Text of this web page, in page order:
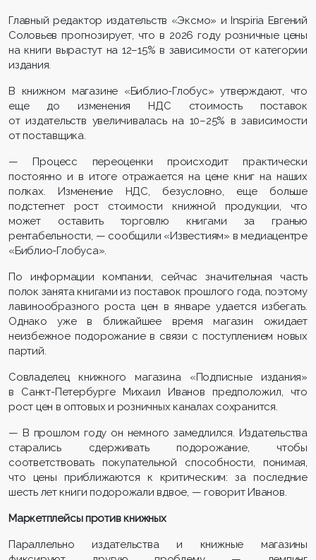
Главный редактор издательств «Эксмо» и Inspiria Евгений
Соловьев прогнозирует, что в 2026 году розничные цены
на книги вырастут на 12–15% в зависимости от категории
издания.
В книжном магазине «Библио-Глобус» утверждают, что
еще до изменения НДС стоимость поставок
от издательств увеличивалась на 10–25% в зависимости
от поставщика.
— Процесс переоценки происходит практически
постоянно и в итоге отражается на цене книг на наших
полках. Изменение НДС, безусловно, еще больше
подстегнет рост стоимости книжной продукции, что
может оставить торговлю книгами за гранью
рентабельности, — сообщили «Известиям» в медиацентре
«Библио-Глобуса».
По информации компании, сейчас значительная часть
полок занята книгами из поставок прошлого года, поэтому
лавинообразного роста цен в январе удается избегать.
Однако уже в ближайшее время магазин ожидает
неизбежное подорожание в связи с поступлением новых
партий.
Совладелец книжного магазина «Подписные издания»
в Санкт-Петербурге Михаил Иванов предположил, что
рост цен в оптовых и розничных каналах сохранится.
— В прошлом году он немного замедлился. Издательства
старались сдерживать подорожание, чтобы
соответствовать покупательной способности, понимая,
что цены приближаются к критическим: за последние
шесть лет книги подорожали вдвое, — говорит Иванов.
Маркетплейсы против книжных
Параллельно издательства и книжные магазины